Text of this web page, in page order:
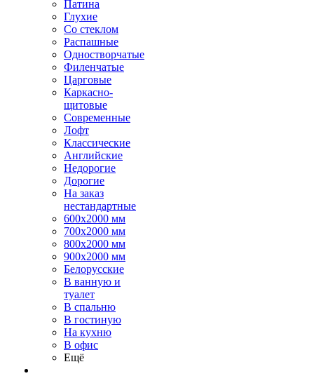
Патина
Глухие
Со стеклом
Распашные
Одностворчатые
Филенчатые
Царговые
Каркасно-
щитовые
Современные
Лофт
Классические
Английские
Недорогие
Дорогие
На заказ
нестандартные
600х2000 мм
700х2000 мм
800х2000 мм
900х2000 мм
Белорусские
В ванную и
туалет
В спальню
В гостиную
На кухню
В офис
Ещё